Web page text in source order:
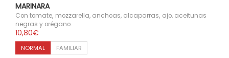
MARINARA
Con tomate, mozzarella, anchoas, alcaparras, ajo, aceitunas
negras y orégano.
10,80€
NORMAL FAMILIAR